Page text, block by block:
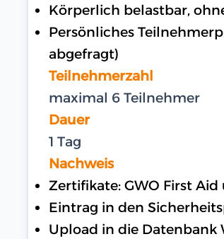
Körperlich belastbar,
Persönliches
abgefragt)
Teilnehmerzahl
maximal 6 Teilnehmer
Dauer
1 Tag
Nachweis
Zertifikate: GWO First
Eintrag in den
Upload in die Datenbank